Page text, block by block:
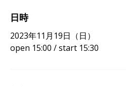
日時
2023年11月19日（日）
open 15:00 / start 15:30